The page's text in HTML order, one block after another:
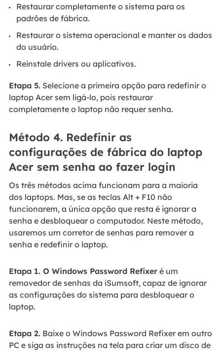
Restaurar completamente o sistema para os
padrões de fábrica.
Restaurar o sistema operacional e manter os dados
do usuário.
Reinstale drivers ou aplicativos.
Etapa 5.Selecione a primeira opção para redefinir o
laptop Acer sem ligá-lo, pois restaurar
completamente o laptop não requer senha.
Método 4. Redefinir as
configurações de fábrica do laptop
Acer sem senha ao fazer login
Os três métodos acima funcionam para a maioria
dos laptops. Mas, se as teclas Alt + F10 não
funcionarem, a única opção que resta é ignorar a
senha e desbloquear o computador. Neste método,
usaremos um corretor de senhas para remover a
senha e redefinir o laptop.
Etapa 1. O Windows Password Refixeré um
removedor de senhas da iSumsoft, capaz de ignorar
as configurações do sistema para desbloquear o
laptop.
Etapa 2.Baixe o Windows Password Refixer em outro
PC e siga as instruções na tela para criar um disco de